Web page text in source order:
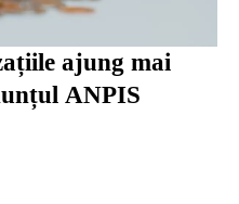
ajung mai
ANPIS